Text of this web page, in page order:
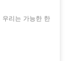
우리는 가능한 한